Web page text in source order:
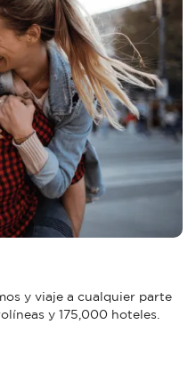
y viaje a cualquier parte
y 175,000 hoteles.